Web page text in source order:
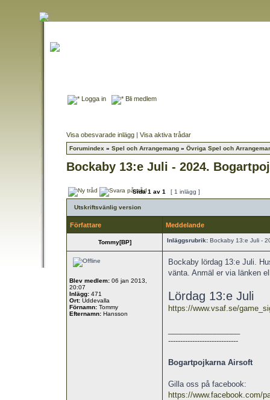
Logga in Bli medlem
Visa obesvarade inlägg | Visa aktiva trådar
Forumindex » Spel och Arrangemang » Övriga Spel och
Bockaby 13:e Juli - 2024.
Sida1 av 1 [ 1 inlägg ]
Utskriftsvänlig version
Författare Meddelande
Tommy[BP] Inläggsrubrik: Bockaby 13:e Juli -
Blev medlem: 06 jan 2013,
20:07
Inlägg: 471
Ort: Uddevalla
Förnamn: Tommy
Efternamn: Hansson
Bockaby lördag 13:e Juli.
vänta. Anmäl er via länken
Lördag 13:e Juli
https://www.vsaf.se/
-----------------------------
Bogartpojkarna Airsoft
Gilla oss på facebook:
https://www.facebook.com/